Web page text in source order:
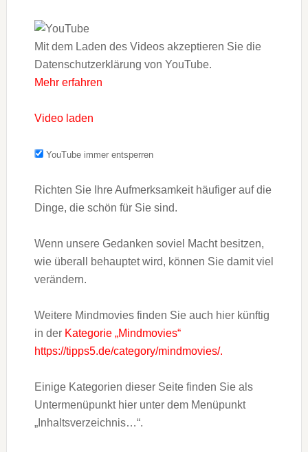
Mit dem Laden des Videos akzeptieren Sie die
Datenschutzerklärung von YouTube.
Mehr erfahren
Video laden
YouTube immer entsperren
Richten Sie Ihre Aufmerksamkeit häufiger auf die
Dinge, die schön für Sie sind.
Wenn unsere Gedanken soviel Macht besitzen,
wie überall behauptet wird, können Sie damit viel
verändern.
Weitere Mindmovies finden Sie auch hier künftig
in der Kategorie „Mindmovies“
https://tipps5.de/category/mindmovies/.
Einige Kategorien dieser Seite finden Sie als
Untermenüpunkt hier unter dem Menüpunkt
„Inhaltsverzeichnis…“.